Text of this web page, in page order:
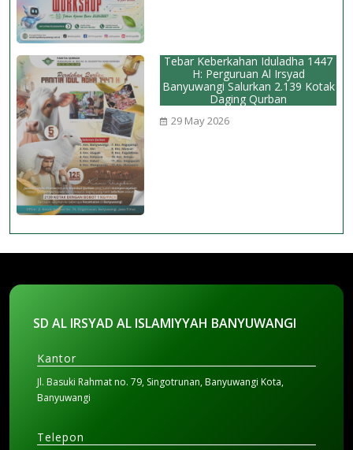
Tebar Keberkahan Iduladha 1447
H: Perguruan Al Irsyad
Banyuwangi Salurkan 2.139 Kotak
Daging Qurban
29 May 2026
SD AL IRSYAD AL ISLAMIYYAH BANYUWANGI
Kantor
Jl. Basuki Rahmat no. 79, Singotrunan, Banyuwangi Kota,
Banyuwangi
Telepon